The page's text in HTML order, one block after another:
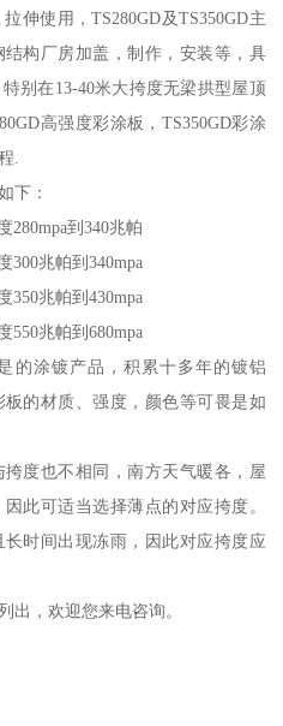
伸使用，TS280GD及TS350GD主
构厂房加盖，制作，安装等，具
别在13-40米大挎度无梁拱型屋顶
高强度彩涂板，TS350GD彩涂
.
下：
280mpa到340兆帕
300兆帕到340mpa
350兆帕到430mpa
550兆帕到680mpa
的涂镀产品，积累十多年的镀铝
的材质、强度，颜色等可畏是如
度也不相同，南方天气暖各，屋
此可适当选择薄点的对应挎度。
时间出现冻雨，因此对应挎度应
出，欢迎您来电咨询。